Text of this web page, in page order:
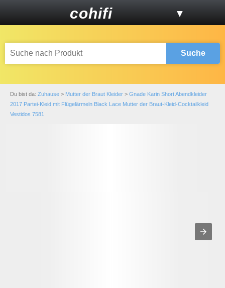
cohifi ▼
Suche
Du bist da: Zuhause > Mutter der Braut Kleider > Gnade Karin Short Abendkleider
2017 Partei-Kleid mit Flügelärmeln Black Lace Mutter der Braut-Kleid-Cocktailkleid
Vestidos 7581